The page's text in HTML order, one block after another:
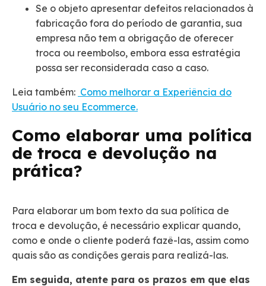
Se o objeto apresentar defeitos relacionados à
fabricação fora do período de garantia, sua
empresa não tem a obrigação de oferecer
troca ou reembolso, embora essa estratégia
possa ser reconsiderada caso a caso.
Leia também: Como melhorar a Experiência do
Usuário no seu Ecommerce.
Como elaborar uma política
de troca e devolução na
prática?
Para elaborar um bom texto da sua política de
troca e devolução, é necessário explicar quando,
como e onde o cliente poderá fazê-las, assim como
quais são as condições gerais para realizá-las.
Em seguida, atente para os prazos em que elas